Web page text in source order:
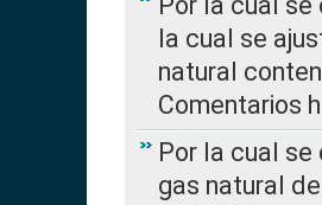
la cual se
natural
Comentarios
Por la cual
gas natural